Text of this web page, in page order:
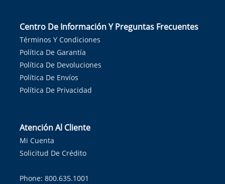
Centro De Información Y Preguntas Frecuentes
Términos Y Condiciones
Política De Garantía
Política De Devoluciones
Política De Envíos
Política De Privacidad
Atención Al Cliente
Mi Cuenta
Solicitud De Crédito
Phone: 800.635.1001